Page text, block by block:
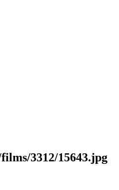
3312/15643.jpg